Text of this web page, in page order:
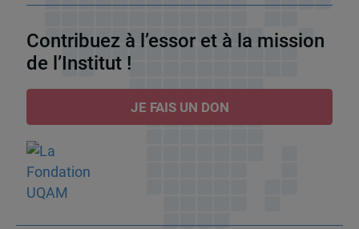
Contribuez à l’essor et à la mission
de l’Institut !
JE FAIS UN DON